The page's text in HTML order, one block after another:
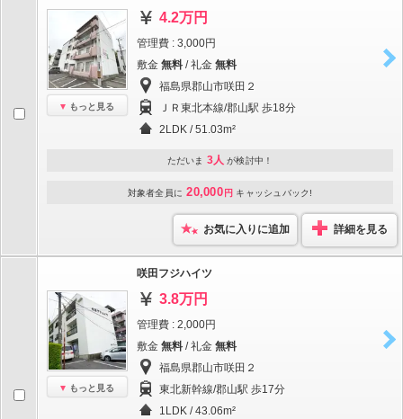
もっと見る
4.2万円
管理費 : 3,000円
敷金 無料 / 礼金 無料
福島県郡山市咲田２
ＪＲ東北本線/郡山駅 歩18分
2LDK / 51.03m²
ただいま 3人 が検討中！
対象者全員に 20,000 円 キャッシュバック!
お気に入りに追加 詳細を見る
もっと見る
咲田フジハイツ
3.8万円
管理費 : 2,000円
敷金 無料 / 礼金 無料
福島県郡山市咲田２
東北新幹線/郡山駅 歩17分
1LDK / 43.06m²